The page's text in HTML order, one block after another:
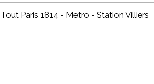
Tout Paris 1814 - Metro - Station Villiers